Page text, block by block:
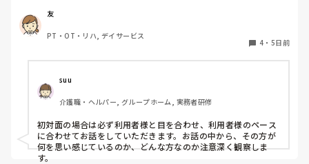
友
PT・OT・リハ, デイサービス
4 ・ 5日前
suu
介護職・ヘルパー, グループホーム, 実務者研修
初対面の場合は必ず利用者様と目を合わせ、利用者様のペース
に合わせてお話をしていただきます。お話の中から、その方が
何を思い感じているのか、どんな方なのか注意深く観察しま
す。